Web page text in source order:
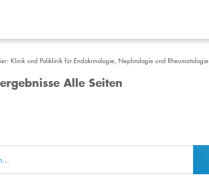
Klinik und Poliklinik für Endokrinologie, Nephrologie und Rheumatologie
Alle Seiten